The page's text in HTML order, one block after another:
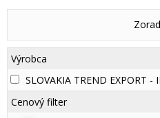
Výrobca
SLOVAKIA TREND EXPORT -
Cenový filter